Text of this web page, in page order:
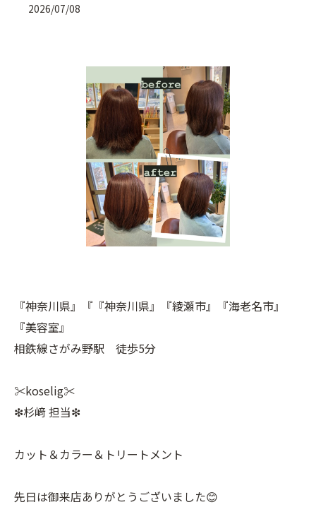
2026/07/08
『神奈川県』『『神奈川県』『綾瀬市』『海老名市』
『美容室』
相鉄線さがみ野駅 徒歩5分
✂︎koselig✂︎
❇︎杉﨑 担当❇︎
カット＆カラー＆トリートメント
先日は御来店ありがとうございました😊